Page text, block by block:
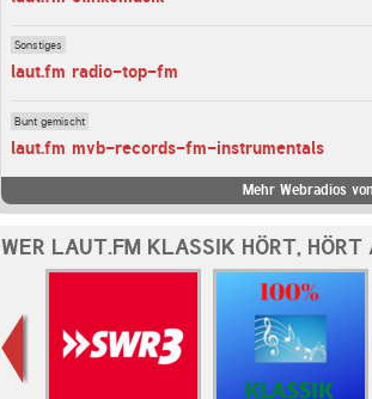
Sonstiges
laut.fm radio-top-fm
Bunt gemischt
laut.fm mvb-records-fm-instrumentals
Mehr Webradios
WER LAUT.FM KLASSIK HÖRT, HÖRT